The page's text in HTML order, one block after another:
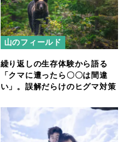
山のフィールド
繰り返しの生存体験から語る
「クマに遭ったら〇〇は間違
い」。誤解だらけのヒグマ対策